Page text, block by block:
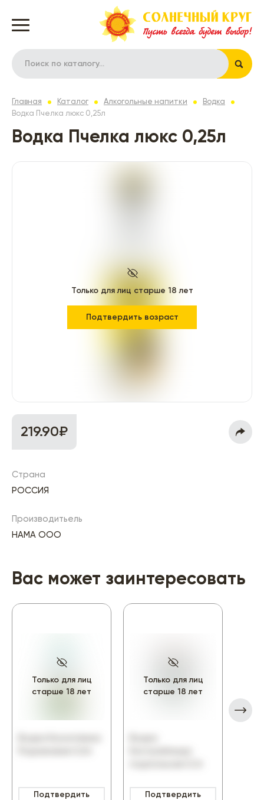
Главная Каталог Алкогольные напитки
Водка
Водка Пчелка люкс 0,25л
Водка Пчелка люкс 0,25л
Только для лиц старше 18 лет
Подтвердить возраст
219.90₽
Страна
РОССИЯ
Производитьель
НАМА ООО
Вас может заинтересовать
Только для лиц
старше 18 лет
Подтвердить
Только для лиц
старше 18 лет
Подтвердить